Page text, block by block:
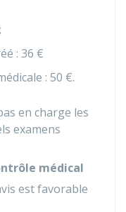
: 36 €
: 50 €.
en charge les
examens
médical
est favorable